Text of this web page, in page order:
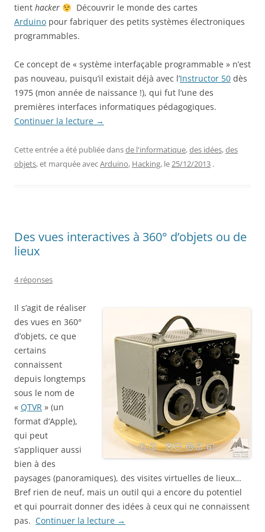
tient hacker
Découvrir le monde des cartes
Arduino pour fabriquer des petits systèmes électroniques
programmables.
Ce concept de « système interfaçable programmable » n’est
pas nouveau, puisqu’il existait déjà avec l’Instructor 50 dès
1975 (mon année de naissance !), qui fut l’une des
premières interfaces informatiques pédagogiques.
Continuer la lecture →
Cette entrée a été publiée dansde l'informatique,des idées,des
objets, et marquée avecArduino, Hacking, le25/12/2013 .
Des vues interactives à 360° d’objets ou de
lieux
4 réponses
Il s’agit de réaliser
des vues en 360°
d’objets, ce que
certains
connaissent
depuis longtemps
sous le nom de
« QTVR » (un
format d’Apple),
qui peut
s’appliquer aussi
bien à des
paysages (panoramiques), des visites virtuelles de lieux…
Bref rien de neuf, mais un outil qui a encore du potentiel
et qui pourrait donner des idées à ceux qui ne connaissent
pas. Continuer la lecture →